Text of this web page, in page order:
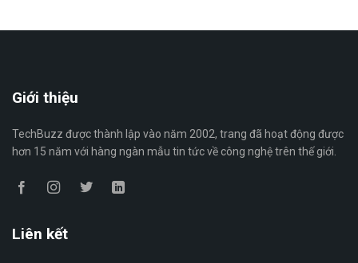
Giới thiệu
TechBuzz được thành lập vào năm 2002, trang đã hoạt động được
hơn 15 năm với hàng ngàn mẫu tin tức về công nghệ trên thế giới.
Liên kết